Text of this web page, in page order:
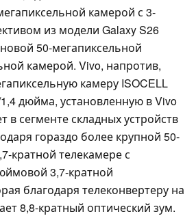
камерой с 3-
из модели Galaxy S26
50-мегапиксельной
камерой. Vivo, напротив,
камеру ISOCELL
дюйма, установленную в Vivo
в сегменте складных устройств
гораздо более крупной 50-
кратной телекамере с
3,7-кратной
благодаря телеконвертеру на
8,8-кратный оптический зум.